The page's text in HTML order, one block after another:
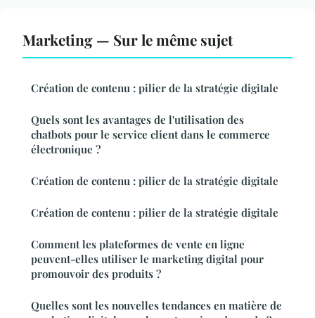
Marketing — Sur le même sujet
Création de contenu : pilier de la stratégie digitale
Quels sont les avantages de l'utilisation des
chatbots pour le service client dans le commerce
électronique ?
Création de contenu : pilier de la stratégie digitale
Création de contenu : pilier de la stratégie digitale
Comment les plateformes de vente en ligne
peuvent-elles utiliser le marketing digital pour
promouvoir des produits ?
Quelles sont les nouvelles tendances en matière de